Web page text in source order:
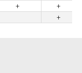
+
+
+